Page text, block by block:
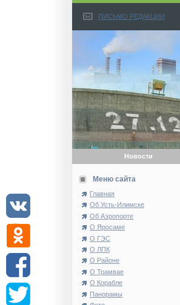
ПИСЬМО РЕДАКЦИИ
Новости
Меню сайта
Главная
Об Усть-Илимске
Об Аэропорте
О Яросаме
О ГЭС
О ЛПК
О Районе
О Трамвае
О Корабле
Панорамы